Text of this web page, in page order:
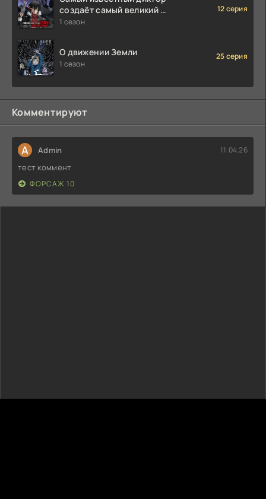
создаёт самый великий в
мире клан
1 сезон
12 серия
О движении Земли
1 сезон
25 серия
Комментируют
A Admin 11.04.26
тест коммент
ФОРСАЖ 10